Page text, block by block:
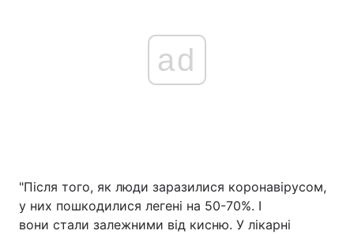
ad
"Після того, як люди заразилися коронавірусом,
у них пошкодилися легені на 50-70%. І
вони стали залежними від кисню. У лікарні